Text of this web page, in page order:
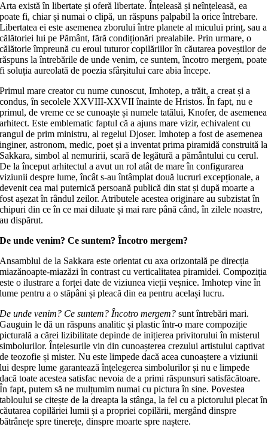
Arta există în libertate și oferă libertate. Înțeleasă și neînțeleasă, ea
poate fi, chiar și numai o clipă, un răspuns palpabil la orice întrebare.
Libertatea ei este asemenea zborului între planete al micului prinț, sau a
călătoriei lui pe Pământ, fără condiționări prealabile. Prin urmare, o
călătorie împreună cu eroul tuturor copilăriilor în căutarea poveștilor de
răspuns la întrebările de unde venim, ce suntem, încotro mergem, poate
fi soluția aureolată de poezia sfârșitului care abia începe.
Primul mare creator cu nume cunoscut, Imhotep, a trăit, a creat și a
condus, în secolele XXVIII-XXVII înainte de Hristos. În fapt, nu e
primul, de vreme ce se cunoaște și numele tatălui, Knofer, de asemenea
arhitect. Este emblematic faptul că a ajuns mare vizir, echivalent cu
rangul de prim ministru, al regelui Djoser. Imhotep a fost de asemenea
inginer, astronom, medic, poet și a inventat prima piramidă construită la
Sakkara, simbol al nemuririi, scară de legătură a pământului cu cerul.
De la început arhitectul a avut un rol atât de mare în configurarea
viziunii despre lume, încât s-au întâmplat două lucruri excepționale, a
devenit cea mai puternică persoană publică din stat și după moarte a
fost așezat în rândul zeilor. Atributele acestea originare au subzistat în
chipuri din ce în ce mai diluate și mai rare până când, în zilele noastre,
au dispărut.
De unde venim? Ce suntem? Încotro mergem?
Ansamblul de la Sakkara este orientat cu axa orizontală pe direcția
miazănoapte-miazăzi în contrast cu verticalitatea piramidei. Compoziția
este o ilustrare a forței date de viziunea vieții veșnice. Imhotep vine în
lume pentru a o stăpâni și pleacă din ea pentru același lucru.
De unde venim? Ce suntem? Încotro mergem? sunt întrebări mari.
Gauguin le dă un răspuns analitic și plastic într-o mare compoziție
picturală a cărei lizibilitate depinde de inițierea privitorului în misterul
simbolurilor. Înțelesurile vin din cunoașterea crezului artistului captivat
de teozofie și mister. Nu este limpede dacă acea cunoaștere a viziunii
lui despre lume garantează înțelegerea simbolurilor și nu e limpede
dacă toate acestea satisfac nevoia de a primi răspunsuri satisfăcătoare.
În fapt, putem să ne mulțumim numai cu pictura în sine. Povestea
tabloului se citește de la dreapta la stânga, la fel cu a pictorului plecat în
căutarea copilăriei lumii și a propriei copilării, mergând dinspre
bătrânețe spre tinerețe, dinspre moarte spre naștere.